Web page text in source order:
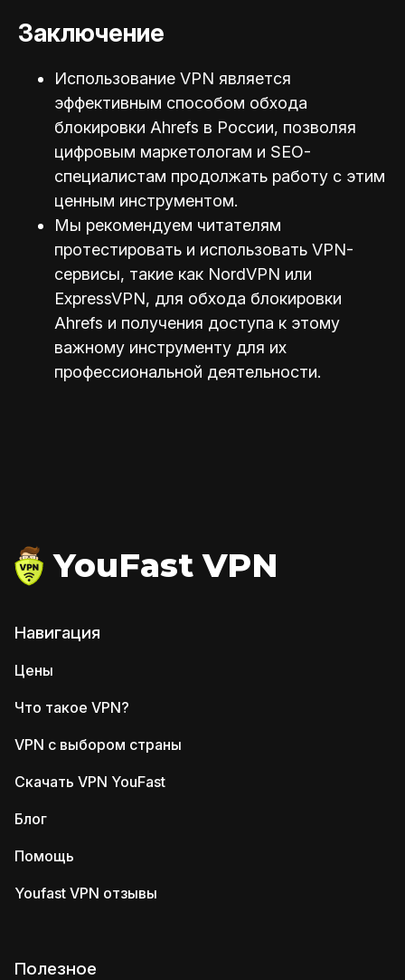
Заключение
Использование VPN является
эффективным способом обхода
блокировки Ahrefs в России, позволяя
цифровым маркетологам и SEO-
специалистам продолжать работу с этим
ценным инструментом.
Мы рекомендуем читателям
протестировать и использовать VPN-
сервисы, такие как NordVPN или
ExpressVPN, для обхода блокировки
Ahrefs и получения доступа к этому
важному инструменту для их
профессиональной деятельности.
YouFast VPN
Навигация
Цены
Что такое VPN?
VPN с выбором страны
Скачать VPN YouFast
Блог
Помощь
Youfast VPN отзывы
Полезное